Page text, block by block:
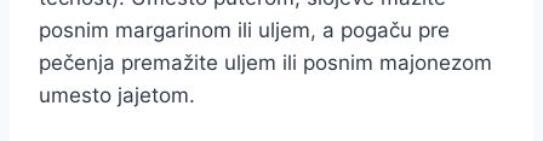
posnim margarinom ili uljem, a pogaču pre
pečenja premažite uljem ili posnim majonezom
umesto jajetom.